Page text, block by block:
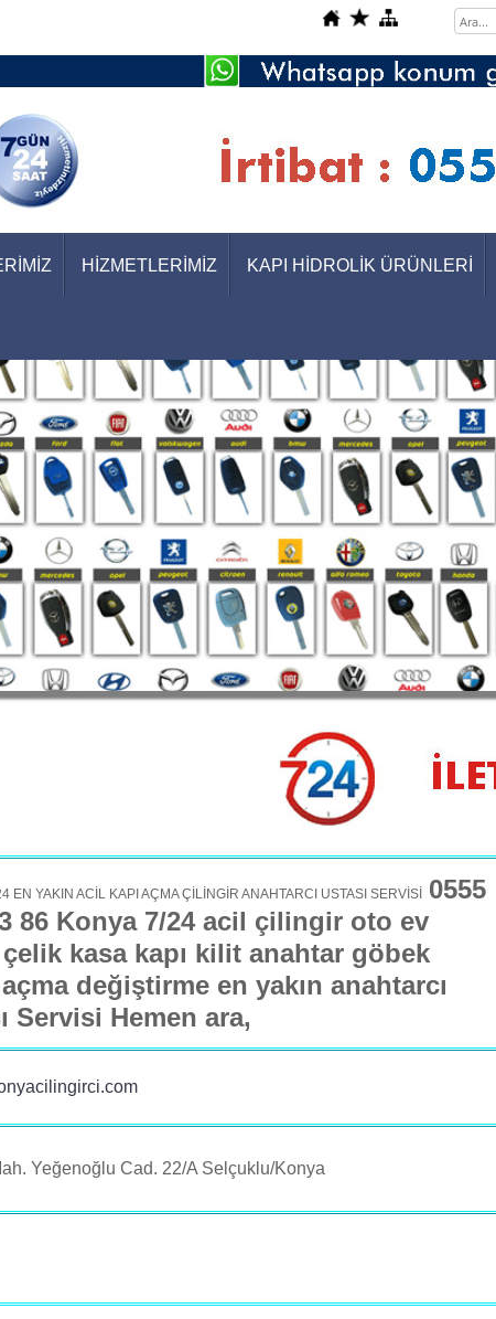
HİZMETLERİMİZ KAPI HİDROLİK ÜRÜNLERİ
EN YAKIN ACİL KAPI AÇMA ÇİLİNGİR ANAHTARCI USTASI SERVİSİ 0555
86 Konya 7/24 acil çilingir oto ev
kasa kapı kilit anahtar göbek
değiştirme en yakın anahtarcı
Servisi Hemen ara,
Yeğenoğlu Cad. 22/A Selçuklu/Konya